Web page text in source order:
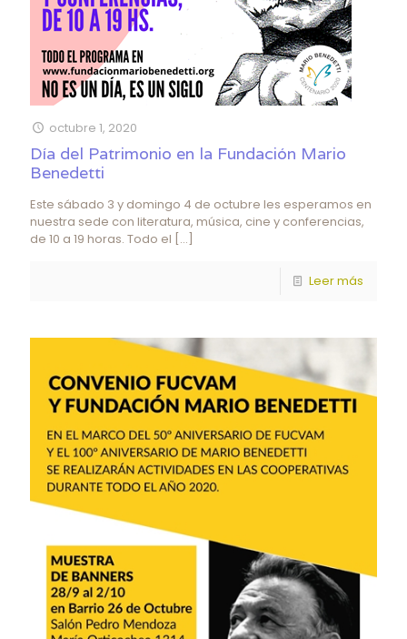
octubre 1, 2020
Día del Patrimonio en la Fundación Mario
Benedetti
Este sábado 3 y domingo 4 de octubre les esperamos en
nuestra sede con literatura, música, cine y conferencias,
de 10 a 19 horas. Todo el […]
Leer más